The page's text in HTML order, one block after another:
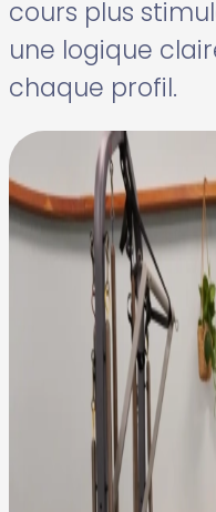
cours plus
une logique
chaque profil.